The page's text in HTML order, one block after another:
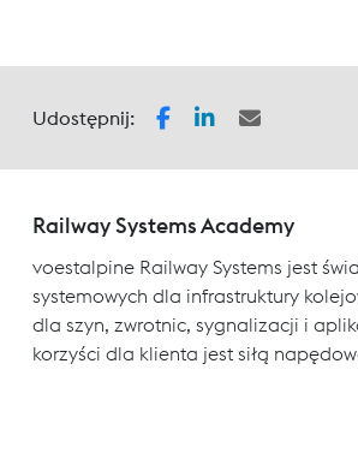
Udostępnij:
Railway Systems Academy
voestalpine Railway Systems jest
systemowych dla infrastruktury
dla szyn, zwrotnic, sygnalizacji i
korzyści dla klienta jest siłą